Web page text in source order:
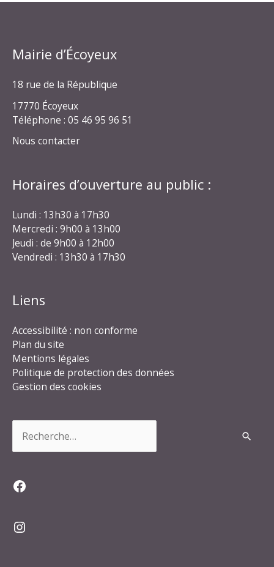
Mairie d’Écoyeux
18 rue de la République
17770 Écoyeux
Téléphone : 05 46 95 96 51
Nous contacter
Horaires d’ouverture au public :
Lundi : 13h30 à 17h30
Mercredi : 9h00 à 13h00
Jeudi : de 9h00 à 12h00
Vendredi : 13h30 à 17h30
Liens
Accessibilité : non conforme
Plan du site
Mentions légales
Politique de protection des données
Gestion des cookies
Facebook
Instagram